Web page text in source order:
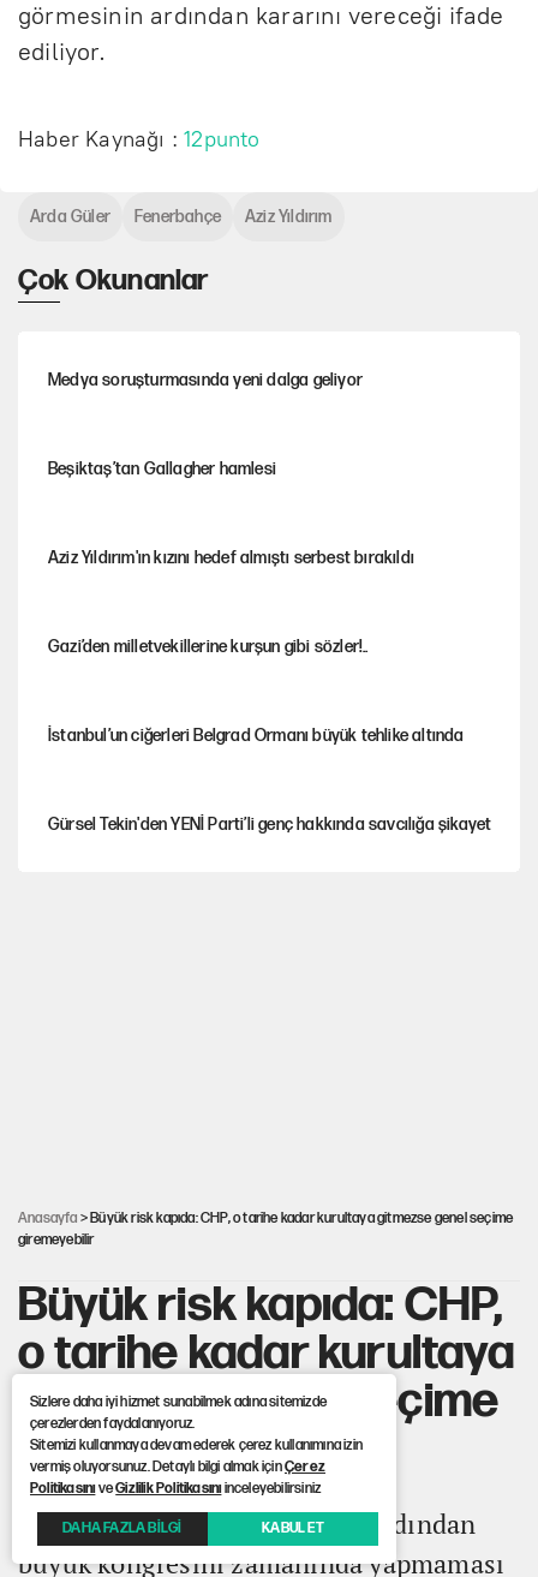
görmesinin ardından kararını vereceği ifade
ediliyor.
Haber Kaynağı :12punto
Çok Okunanlar
Medya soruşturmasında yeni dalga geliyor
Beşiktaş’tan Gallagher hamlesi
Aziz Yıldırım'ın kızını hedef almıştı serbest bırakıldı
Gazi’den milletvekillerine kurşun gibi sözler!..
İstanbul’un ciğerleri Belgrad Ormanı büyük tehlike altında
Gürsel Tekin'den YENİ Parti’li genç hakkında savcılığa şikayet
Arda Güler Fenerbahçe Aziz Yıldırım
Anasayfa > Büyük risk kapıda: CHP, o tarihe kadar kurultaya gitmezse genel seçime
giremeyebilir
Büyük risk kapıda: CHP,
o tarihe kadar kurultaya
gitmezse genel seçime
giremeyebilir
CHP, mutlak butlan kararının ardından
büyük kongresini zamanında yapmaması
Sizlere daha iyi hizmet sunabilmek adına sitemizde
çerezlerden faydalanıyoruz.
Sitemizi kullanmaya devam ederek çerez kullanımına izin
vermiş oluyorsunuz. Detaylı bilgi almak içinÇerez
PolitikasınıveGizlilik Politikasınıinceleyebilirsiniz
DAHA FAZLA BİLGİ KABUL ET